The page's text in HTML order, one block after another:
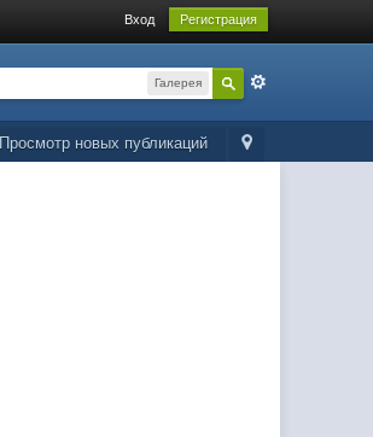
Вход Регистрация
Галерея
Просмотр новых публикаций